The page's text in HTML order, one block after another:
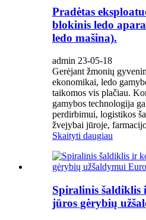
Pradėtas
blokinis ledo
ledo mašina).
admin 23-05-18
Gerėjant žmonių
ekonomikai, ledo
taikomos vis plačiau.
gamybos technologija
perdirbimui, logistikos
žvejybai jūroje,
Skaityti daugiau
Spiralinis
jūros gėrybių